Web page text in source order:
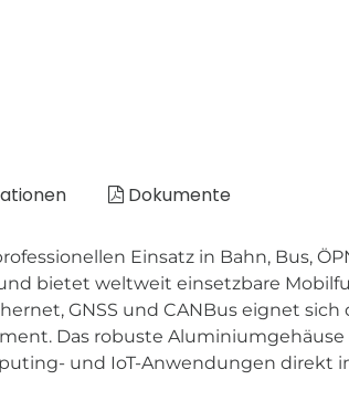
Dokumente
Einsatz in Bahn, Bus,
bietet weltweit einsetzbare
GNSS und CANBus eignet sich
Das robuste Aluminiumgehäuse
und IoT-Anwendungen direkt